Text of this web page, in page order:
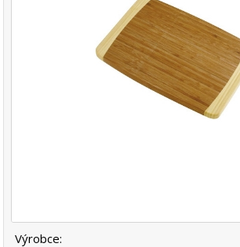
Výrobce: